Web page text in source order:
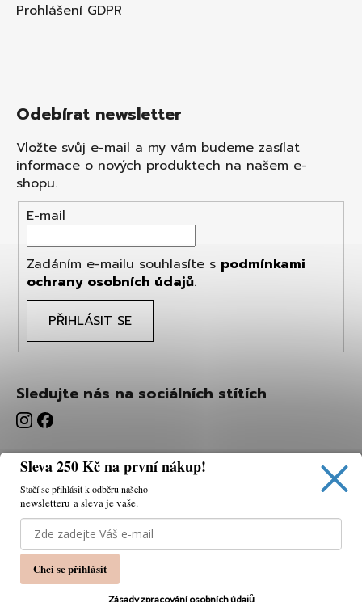
Používáme cookies, abychom vám umožnili pohodlné
prohlížení webu a díky analýze webu neustále zlepšovat
jeho funkce, výkon a použitelnost.
Prohlášení GDPR
Odebírat newsletter
Vložte svůj e-mail a my vám budeme zasílat
informace o nových produktech na našem e-
shopu.
E-mail
Zadáním e-mailu souhlasíte s podmínkami
ochrany osobních údajů.
PŘIHLÁSIT SE
Sledujte nás na sociálních stítích
Sleva 250 Kč na první nákup!
Stačí se přihlásit k odběru našeho
newsletteru a sleva je vaše.
Chci se přihlásit
Zásady zpracování osobních údajů